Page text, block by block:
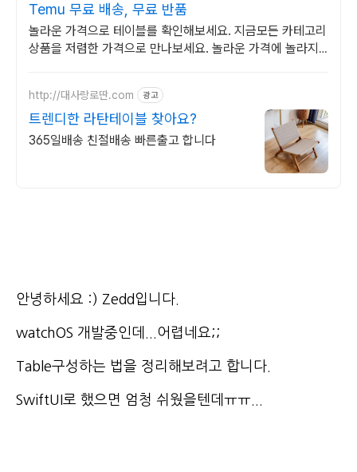
Temu 무료 배송, 무료 반품
놀라운 가격으로 테이블를 확인해보세요. 지금모든 카테고리
상품을 저렴한 가격으로 만나보세요. 놀라운 가격에 놀라지
http://대사랑로딴.com 광고
트렌디한 라탄테이블 찾아요?
365일배송 친절배송 빠른출고 합니다
안녕하세요 :) Zedd입니다.
watchOS 개발중인데...어렵네요;;
Table구성하는 법을 정리해보려고 합니다.
SwiftUI로 했으면 엄청 쉬웠을텐데ㅠㅠ...